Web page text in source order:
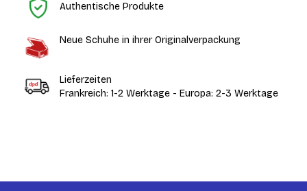
Authentische Produkte
Neue Schuhe in ihrer Originalverpackung
Lieferzeiten
Frankreich: 1-2 Werktage - Europa: 2-3 Werktage